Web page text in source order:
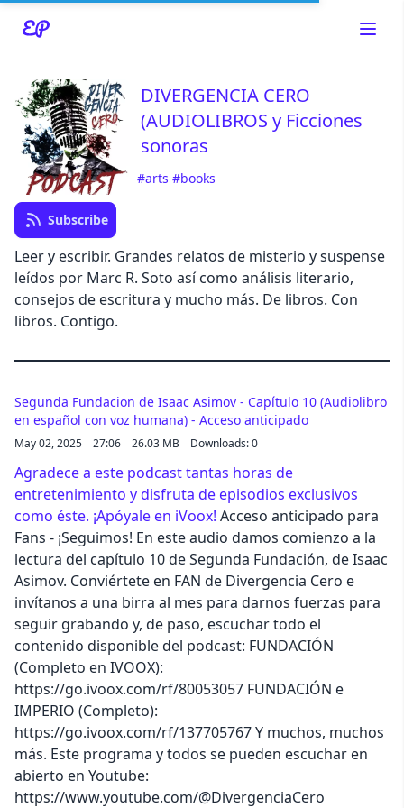
Read about our content policies
DIVERGENCIA CERO
(AUDIOLIBROS y Ficciones
sonoras
#arts #books
Subscribe
Leer y escribir. Grandes relatos de misterio y suspense
leídos por Marc R. Soto así como análisis literario,
consejos de escritura y mucho más. De libros. Con
libros. Contigo.
Segunda Fundacion de Isaac Asimov - Capítulo 10 (Audiolibro
en español con voz humana) - Acceso anticipado
May 02, 2025 27:06 26.03 MB Downloads: 0
Agradece a este podcast tantas horas de
entretenimiento y disfruta de episodios exclusivos
como éste. ¡Apóyale en iVoox! Acceso anticipado para
Fans - ¡Seguimos! En este audio damos comienzo a la
lectura del capítulo 10 de Segunda Fundación, de Isaac
Asimov. Conviértete en FAN de Divergencia Cero e
invítanos a una birra al mes para darnos fuerzas para
seguir grabando y, de paso, escuchar todo el
contenido disponible del podcast: FUNDACIÓN
(Completo en IVOOX):
https://go.ivoox.com/rf/80053057 FUNDACIÓN e
IMPERIO (Completo):
https://go.ivoox.com/rf/137705767 Y muchos, muchos
más. Este programa y todos se pueden escuchar en
abierto en Youtube:
https://www.youtube.com/@DivergenciaCero